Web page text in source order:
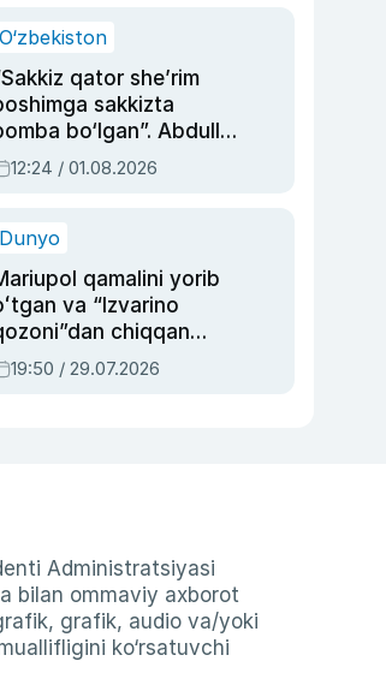
O‘zbekiston
qator she’rim
sakkizta
bo‘lgan”. Abdulla
siyosiy
asrab
12:24 / 01.08.2026
Dunyo
qamalini yorib
va “Izvarino
chiqqan
— Ukraina
bosh
19:50 / 29.07.2026
Administratsiyasi
bilan ommaviy axborot
grafik, audio va/yoki
ko‘rsatuvchi